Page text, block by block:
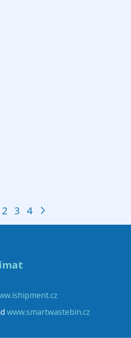
stránka
Stránka
2 Stránka
3 Stránka
4 Další stránka
www.smartwastebin.cz